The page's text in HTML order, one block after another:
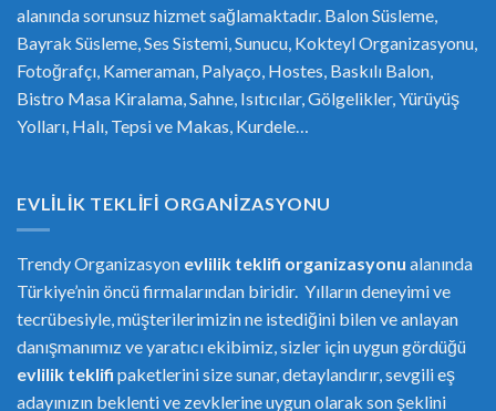
alanında sorunsuz hizmet sağlamaktadır. Balon Süsleme,
Bayrak Süsleme, Ses Sistemi, Sunucu, Kokteyl Organizasyonu,
Fotoğrafçı, Kameraman, Palyaço, Hostes, Baskılı Balon,
Bistro Masa Kiralama, Sahne, Isıtıcılar, Gölgelikler, Yürüyüş
Yolları, Halı, Tepsi ve Makas, Kurdele…
EVLILIK TEKLIFI ORGANIZASYONU
Trendy Organizasyon evlilik teklifi organizasyonu alanında
Türkiye’nin öncü firmalarından biridir. Yılların deneyimi ve
tecrübesiyle, müşterilerimizin ne istediğini bilen ve anlayan
danışmanımız ve yaratıcı ekibimiz, sizler için uygun gördüğü
evlilik teklifi paketlerini size sunar, detaylandırır, sevgili eş
adayınızın beklenti ve zevklerine uygun olarak son şeklini